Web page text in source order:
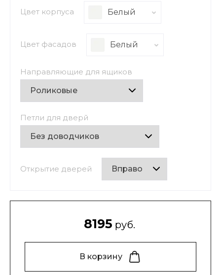
Цвет корпуса Белый
Цвет фасадов Белый
Направляющие для ящиков
Петли для дверй
Открытие дверей
8195 руб.
В корзину